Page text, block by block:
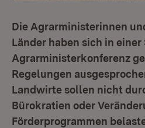
Die Agrarministerinnen
Länder haben sich in einer
Agrarministerkonferenz
Regelungen
Landwirte sollen nicht
Bürokratien oder
Förderprogrammen